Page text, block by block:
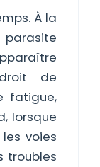
À la
de
fatigue,
lorsque
voies
troubles